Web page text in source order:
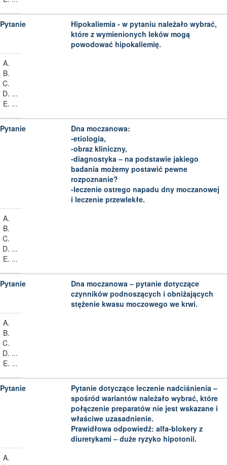
Hipokaliemia - w pytaniu należało wybrać,
które z wymienionych leków mogą
powodować hipokaliemię.
...
...
Dna moczanowa:
-etiologia,
-obraz kliniczny,
-diagnostyka – na podstawie jakiego
badania możemy postawić pewne
rozpoznanie?
-leczenie ostrego napadu dny moczanowej
i leczenie przewlekłe.
...
...
Dna moczanowa – pytanie dotyczące
czynników podnoszących i obniżających
stężenie kwasu moczowego we krwi.
...
...
Pytanie dotyczące leczenie nadciśnienia –
spośród wariantów należało wybrać, które
połączenie preparatów nie jest wskazane i
właściwe uzasadnienie.
Prawidłowa odpowiedź: alfa-blokery z
diuretykami – duże ryzyko hipotonii.